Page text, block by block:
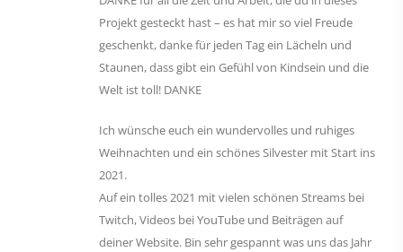
Projekt gesteckt hast – es hat mir so viel Freude
geschenkt, danke für jeden Tag ein Lächeln und
Staunen, dass gibt ein Gefühl von Kindsein und die
Welt ist toll! DANKE
Ich wünsche euch ein wundervolles und ruhiges
Weihnachten und ein schönes Silvester mit Start ins
2021.
Auf ein tolles 2021 mit vielen schönen Streams bei
Twitch, Videos bei YouTube und Beiträgen auf
deiner Website. Bin sehr gespannt was uns das Jahr